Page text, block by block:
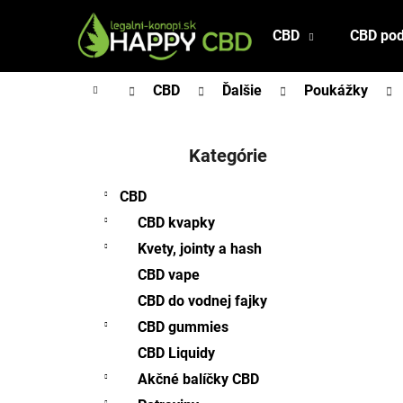
CBD CBD
DomovCBD Ďalšie Poukážky
Kategórie
CBD
CBD kvapky
Kvety, jointy a hash
CBD vape
CBD do vodnej fajky
CBD gummies
CBD Liquidy
Akčné balíčky CBD
Späť
do
Späť
do